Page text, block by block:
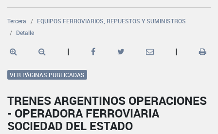
Tercera
EQUIPOS FERROVIARIOS, REPUESTOS Y SUMINISTROS
Detalle
| |
VER PÁGINAS PUBLICADAS
TRENES ARGENTINOS OPERACIONES
- OPERADORA FERROVIARIA
SOCIEDAD DEL ESTADO